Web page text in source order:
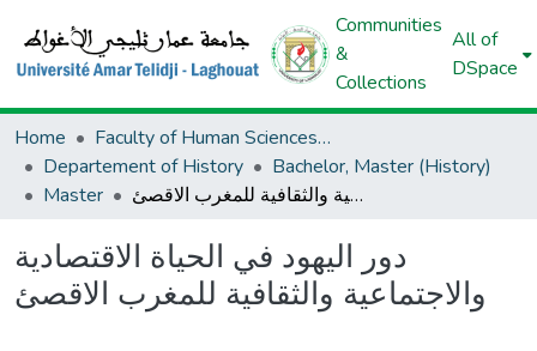
Communities
&
Collections
All of
DSpace
Home
Faculty of Human Sciences And Islamic Sciences And Civilizations
Departement of History
Bachelor, Master (History)
Master
دور اليهود في الحياة الاقتصادية والاجتماعية والثقافية للمغرب الاقصئ
دور اليهود في الحياة الاقتصادية
والاجتماعية والثقافية للمغرب الاقصئ